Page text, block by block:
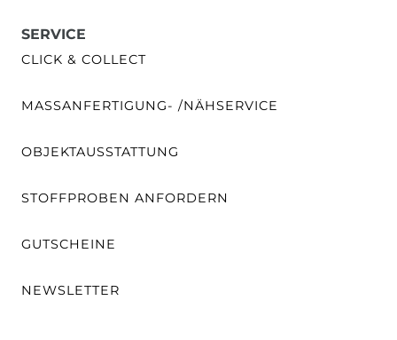
SERVICE
CLICK & COLLECT
MASSANFERTIGUNG- /NÄHSERVICE
OBJEKTAUSSTATTUNG
STOFFPROBEN ANFORDERN
GUTSCHEINE
NEWSLETTER